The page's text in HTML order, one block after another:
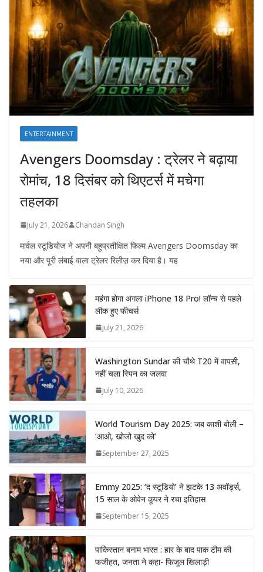
ENTERTAINMENT
Avengers Doomsday : ट्रेलर ने बढ़ाया
रोमांच, 18 दिसंबर को थिएटर्स में मचेगा
तहलका
July 21, 2026 Chandan Singh
मार्वल स्टूडियोज ने अपनी बहुप्रतीक्षित फिल्म Avengers Doomsday का
नया और पूरी लंबाई वाला ट्रेलर रिलीज़ कर दिया है। यह
महंगा होगा अगला iPhone 18 Pro! लॉन्च से पहले
लीक हुए फीचर्स
July 21, 2026
Washington Sundar की चौथे T20 में वापसी,
नहीं चला स्पिन का जलवा
July 10, 2026
World Tourism Day 2025: जब काशी बोली –
‘आओ, खोजो खुद को’
September 27, 2025
Emmy 2025: ‘द स्टूडियो’ ने झटके 13 अवॉर्ड्स,
15 साल के ओवेन कूपर ने रचा इतिहास
September 15, 2025
पाकिस्तान बनाम भारत : हार के बाद पाक टीम की
फजीहत, जनता ने कहा- फिजूल खिलाड़ी